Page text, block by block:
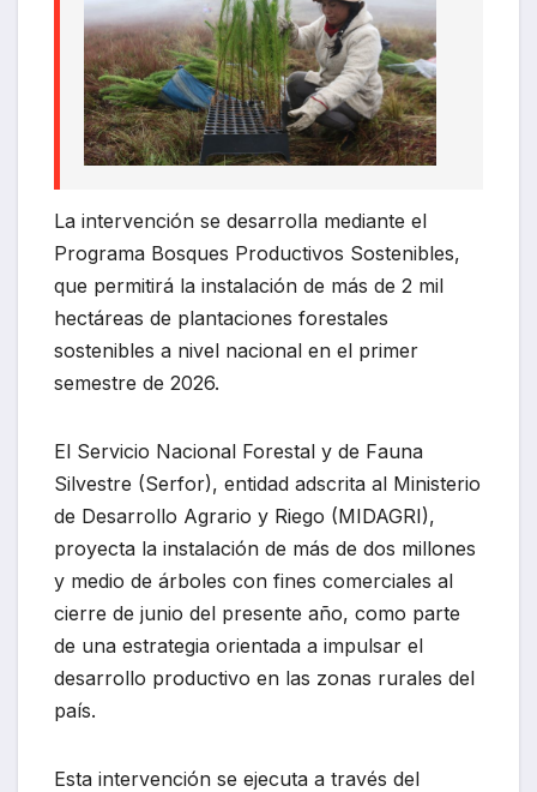
La intervención se desarrolla mediante el
Programa Bosques Productivos Sostenibles,
que permitirá la instalación de más de 2 mil
hectáreas de plantaciones forestales
sostenibles a nivel nacional en el primer
semestre de 2026.
El Servicio Nacional Forestal y de Fauna
Silvestre (Serfor), entidad adscrita al Ministerio
de Desarrollo Agrario y Riego (MIDAGRI),
proyecta la instalación de más de dos millones
y medio de árboles con fines comerciales al
cierre de junio del presente año, como parte
de una estrategia orientada a impulsar el
desarrollo productivo en las zonas rurales del
país.
Esta intervención se ejecuta a través del